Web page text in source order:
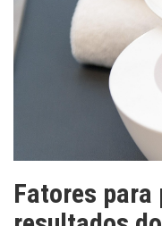
Fatores